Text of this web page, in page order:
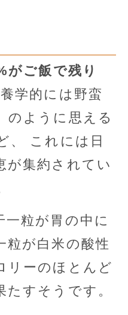
がご飯で残り
学的には野蛮
のように思える
、 これには日
が集約されてい
一粒が胃の中に
粒が白米の酸性
リーのほとんど
たすそうです。